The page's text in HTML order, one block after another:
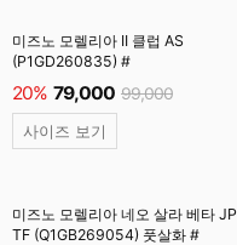
미즈노 모렐리아 II 클럽 AS
(P1GD260835) #
20% 79,000 99,000
사이즈 보기
미즈노 모렐리아 네오 살라 베타 JP
TF (Q1GB269054) 풋살화 #